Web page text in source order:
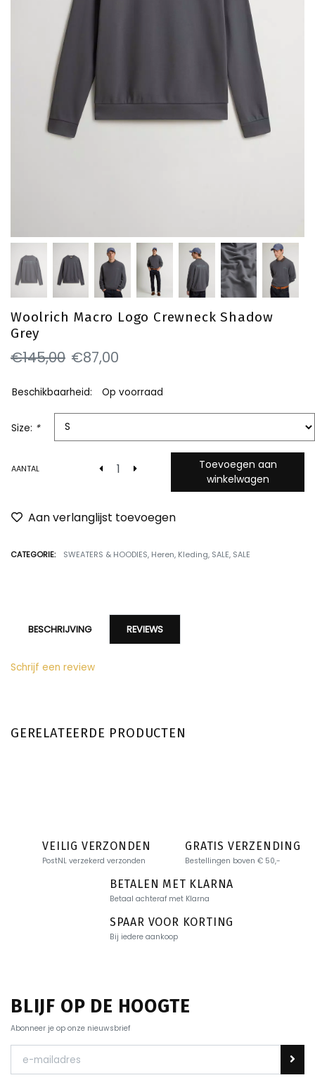
Woolrich Macro Logo Crewneck Shadow
Grey
€145,00 €87,00
Beschikbaarheid: Op voorraad
Size: *
AANTAL
Toevoegen aan
winkelwagen
Aan verlanglijst toevoegen
CATEGORIE: SWEATERS & HOODIES, Heren, Kleding, SALE, SALE
BESCHRIJVING REVIEWS
Schrijf een review
GERELATEERDE PRODUCTEN
VEILIG VERZONDEN
PostNL verzekerd verzonden
GRATIS VERZENDING
Bestellingen boven € 50,-
BETALEN MET KLARNA
Betaal achteraf met Klarna
SPAAR VOOR KORTING
Bij iedere aankoop
BLIJF OP DE HOOGTE
Abonneer je op onze nieuwsbrief